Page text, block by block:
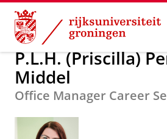
Skip
Content
Skip
Navigation
Over ons P.L.H.
P.L.H. (Priscilla)
Middel
Office Manager Career